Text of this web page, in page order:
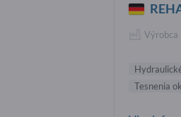
Výrobca
Tesnenia